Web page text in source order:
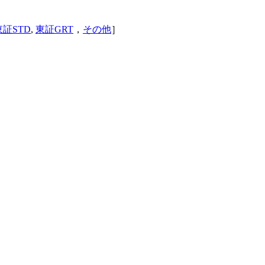
証STD, 東証GRT ， その他］